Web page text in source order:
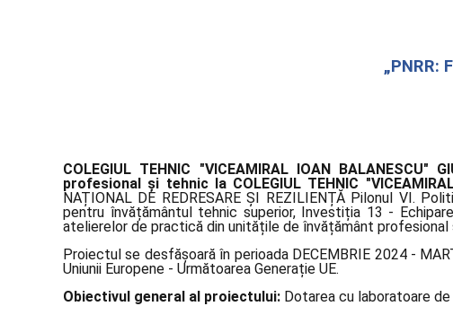
„PNRR:
COLEGIUL TEHNIC "VICEAMIRAL IOAN BALANESCU"
profesional și tehnic la COLEGIUL TEHNIC
NAȚIONAL DE REDRESARE ȘI REZILIENȚĂ Pilonul VI.
pentru învățământul tehnic superior, Investiția 13 -
atelierelor de practică din unitățile de învățământ profesional
Proiectul se desfășoară în perioada DECEMBRIE 2024 -
Uniunii Europene - Următoarea Generație UE.
Obiectivul general al proiectului: Dotarea cu laboratoare